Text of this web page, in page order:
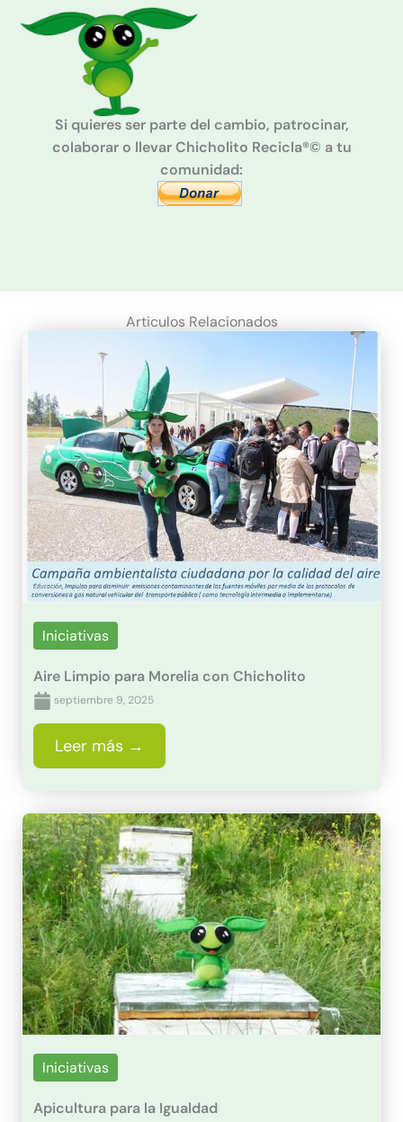
Si quieres ser parte del cambio, patrocinar,
colaborar o llevar Chicholito Recicla®© a tu
comunidad:
Articulos Relacionados
Iniciativas
Aire Limpio para Morelia con Chicholito
septiembre 9, 2025
Leer más →
Iniciativas
Apicultura para la Igualdad